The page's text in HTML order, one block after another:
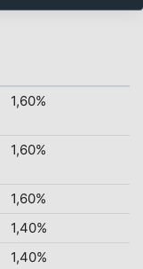
1,60%
1,60%
1,60%
1,40%
1,40%